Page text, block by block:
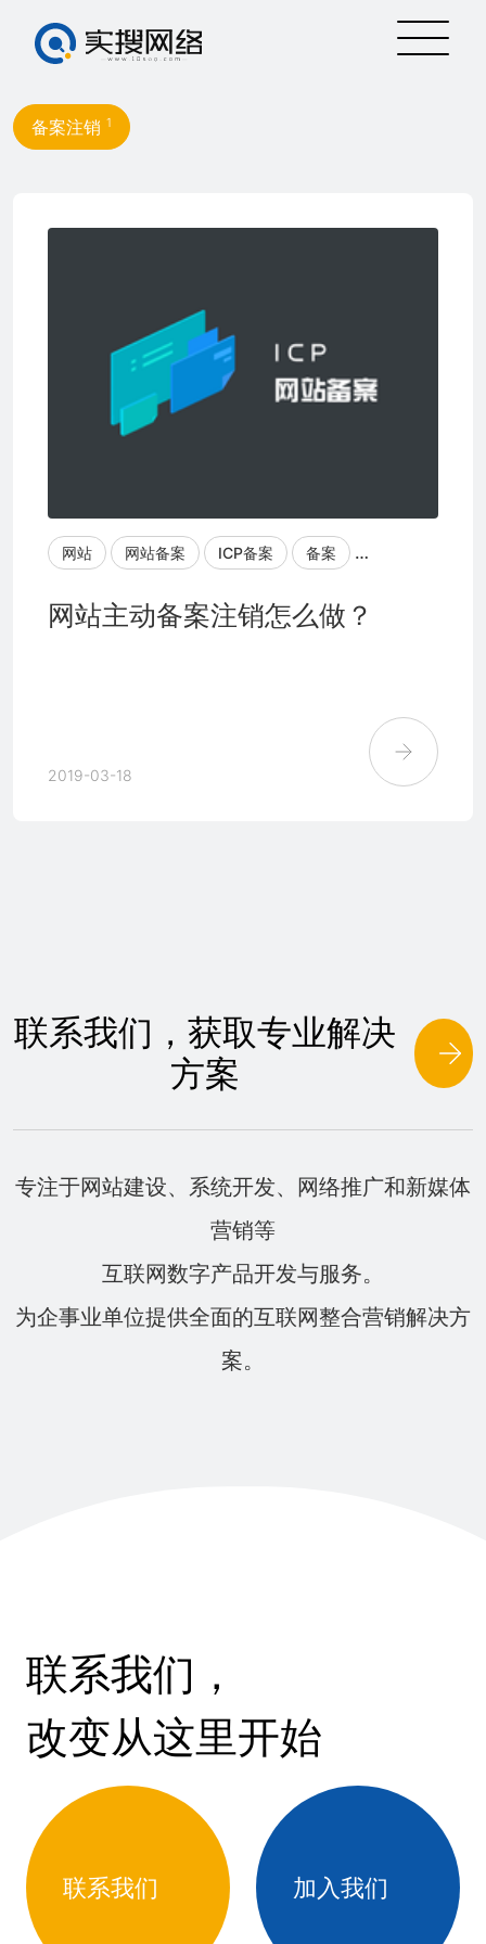
备案注销 1
网站 网站备案 ICP备案 备案
网站主动备案注销怎么做？
2019-03-18
联系我们，获取专业解决
方案
专注于网站建设、系统开发、网络推广和新媒体
营销等
互联网数字产品开发与服务。
为企事业单位提供全面的互联网整合营销解决方
案。
联系我们，
改变从这里开始
联系我们 加入我们